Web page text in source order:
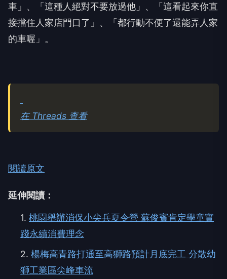
車」、「這種人絕對不要放過他」、「這看起來你直
接擋住人家店門口了」、「都行動不便了還能弄人家
的車喔」。
在 Threads 查看
閱讀原文
延伸閱讀：
1. 桃園舉辦消保小尖兵夏令營 蘇俊賓肯定學童實
踐永續消費理念
2. 楊梅高青路打通至高獅路預計月底完工 分散幼
獅工業區尖峰車流